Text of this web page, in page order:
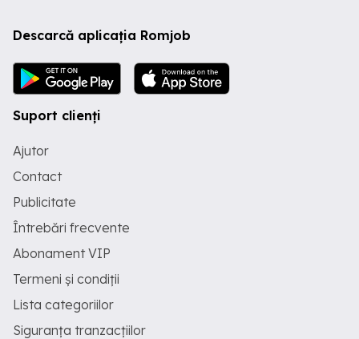
Descarcă aplicația Romjob
Suport clienți
Ajutor
Contact
Publicitate
Întrebări frecvente
Abonament VIP
Termeni și condiții
Lista categoriilor
Siguranța tranzacțiilor